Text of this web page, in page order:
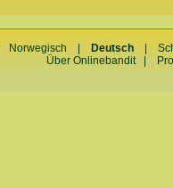
Norwegisch Deutsch |
Über Onlinebandit|